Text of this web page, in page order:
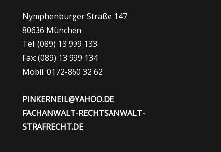
Nymphenburger Straße 147
80636 München
Tel: (089) 13 999 133
Fax: (089) 13 999 134
Mobil: 0172-860 32 62
PINKERNEIL@YAHOO.DE
FACHANWALT-RECHTSANWALT-
STRAFRECHT.DE